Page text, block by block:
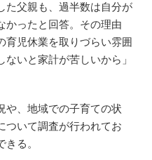
父親も、過半数は自分が
かったと回答。その理由
育児休業を取りづらい雰囲
いと家計が苦しいから」
、地域での子育ての状
ついて調査が行われてお
る。